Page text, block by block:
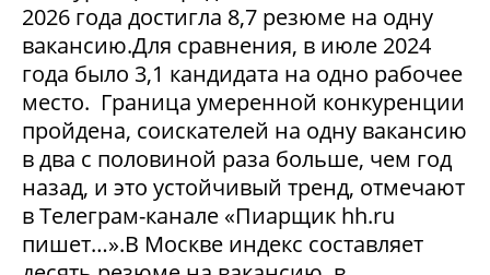
2026 года достигла 8,7 резюме на одну
вакансию.Для сравнения, в июле 2024
года было 3,1 кандидата на одно рабочее
место. Граница умеренной конкуренции
пройдена, соискателей на одну вакансию
в два с половиной раза больше, чем год
назад, и это устойчивый тренд, отмечают
в Телеграм-канале «Пиарщик hh.ru
пишет…».В Москве индекс составляет